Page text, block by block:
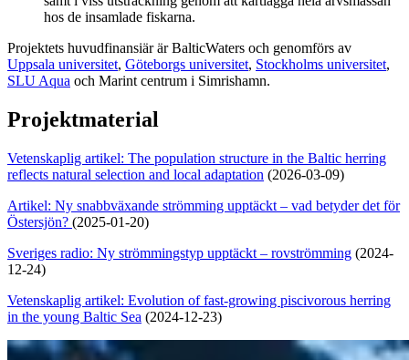
hos de insamlade fiskarna.
Projektets huvudfinansiär är BalticWaters och genomförs av
Uppsala universitet, Göteborgs universitet, Stockholms universitet,
SLU Aqua och Marint centrum i Simrishamn.
Projektmaterial
Vetenskaplig artikel: The population structure in the Baltic herring
reflects natural selection and local adaptation (2026-03-09)
Artikel: Ny snabbväxande strömming upptäckt – vad betyder det för
Östersjön? (2025-01-20)
Sveriges radio: Ny strömmingstyp upptäckt – rovströmming (2024-
12-24)
Vetenskaplig artikel: Evolution of fast-growing piscivorous herring
in the young Baltic Sea (2024-12-23)